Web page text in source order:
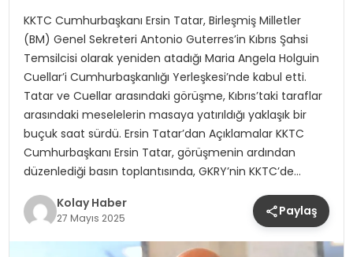
KKTC Cumhurbaşkanı Ersin Tatar, Birleşmiş Milletler
(BM) Genel Sekreteri Antonio Guterres’in Kıbrıs Şahsi
Temsilcisi olarak yeniden atadığı Maria Angela Holguin
Cuellar’i Cumhurbaşkanlığı Yerleşkesi’nde kabul etti.
Tatar ve Cuellar arasındaki görüşme, Kıbrıs’taki taraflar
arasındaki meselelerin masaya yatırıldığı yaklaşık bir
buçuk saat sürdü. Ersin Tatar’dan Açıklamalar KKTC
Cumhurbaşkanı Ersin Tatar, görüşmenin ardından
düzenlediği basın toplantısında, GKRY’nin KKTC’de…
Kolay Haber
27 Mayıs 2025 Paylaş